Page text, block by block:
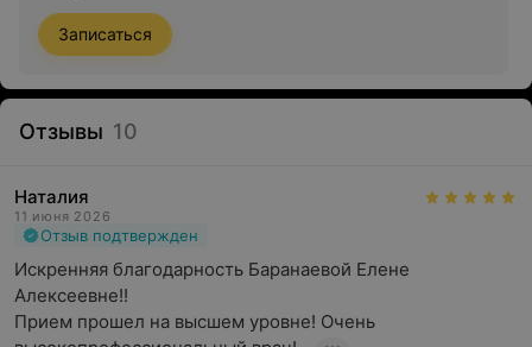
Записаться
Отзывы 10
Наталия
11 июня 2026
Отзыв подтвержден
Искренняя благодарность Баранаевой Елене
Алексеевне!!
‎Прием прошел на высшем уровне! Очень